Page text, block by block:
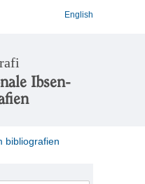
English
Ibsen-
bibliografien